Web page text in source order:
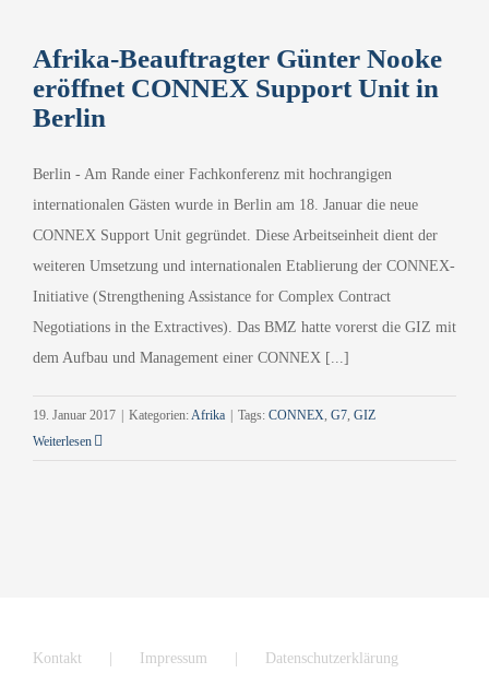
Afrika-Beauftragter Günter Nooke
eröffnet CONNEX Support Unit in
Berlin
Berlin - Am Rande einer Fachkonferenz mit hochrangigen
internationalen Gästen wurde in Berlin am 18. Januar die neue
CONNEX Support Unit gegründet. Diese Arbeitseinheit dient der
weiteren Umsetzung und internationalen Etablierung der CONNEX-
Initiative (Strengthening Assistance for Complex Contract
Negotiations in the Extractives). Das BMZ hatte vorerst die GIZ mit
dem Aufbau und Management einer CONNEX [...]
19. Januar 2017 Kategorien:Afrika Tags: CONNEX, G7, GIZ
Weiterlesen
Kontakt Impressum Datenschutzerklärung